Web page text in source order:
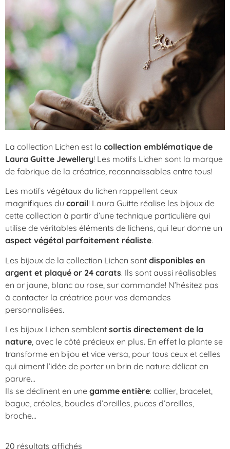
La collection Lichen est la collection emblématique de
Laura Guitte Jewellery! Les motifs Lichen sont la marque
de fabrique de la créatrice, reconnaissables entre tous!
Les motifs végétaux du lichen rappellent ceux
magnifiques du corail! Laura Guitte réalise les bijoux de
cette collection à partir d’une technique particulière qui
utilise de véritables éléments de lichens, qui leur donne un
aspect végétal parfaitement réaliste.
Les bijoux de la collection Lichen sont disponibles en
argent et plaqué or 24 carats. Ils sont aussi réalisables
en or jaune, blanc ou rose, sur commande! N’hésitez pas
à contacter la créatrice pour vos demandes
personnalisées.
Les bijoux Lichen semblent sortis directement de la
nature, avec le côté précieux en plus. En effet la plante se
transforme en bijou et vice versa, pour tous ceux et celles
qui aiment l’idée de porter un brin de nature délicat en
parure…
Ils se déclinent en une gamme entière: collier, bracelet,
bague, créoles, boucles d’oreilles, puces d’oreilles,
broche…
20 résultats affichés